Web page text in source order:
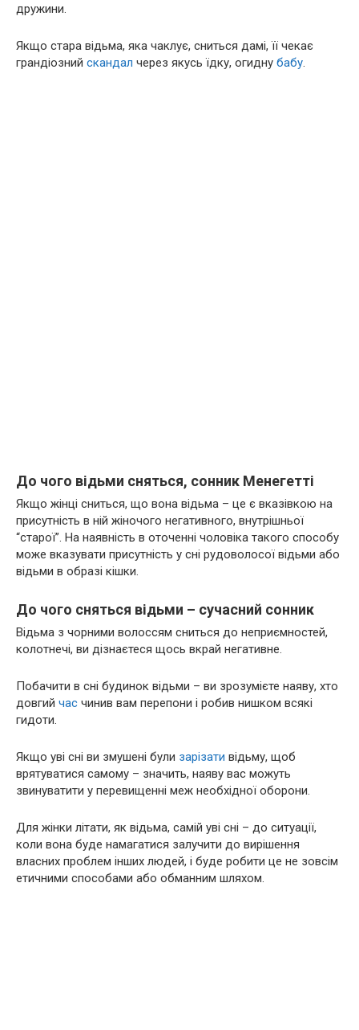
дружини.
Якщо стара відьма, яка чаклує, сниться дамі, її чекає
грандіозний скандал через якусь їдку, огидну бабу.
До чого відьми сняться, сонник Менегетті
Якщо жінці сниться, що вона відьма – це є вказівкою на
присутність в ній жіночого негативного, внутрішньої
“старої”. На наявність в оточенні чоловіка такого способу
може вказувати присутність у сні рудоволосої відьми або
відьми в образі кішки.
До чого сняться відьми – сучасний сонник
Відьма з чорними волоссям сниться до неприємностей,
колотнечі, ви дізнаєтеся щось вкрай негативне.
Побачити в сні будинок відьми – ви зрозумієте наяву, хто
довгий час чинив вам перепони і робив нишком всякі
гидоти.
Якщо уві сні ви змушені були зарізати відьму, щоб
врятуватися самому – значить, наяву вас можуть
звинуватити у перевищенні меж необхідної оборони.
Для жінки літати, як відьма, самій уві сні – до ситуації,
коли вона буде намагатися залучити до вирішення
власних проблем інших людей, і буде робити це не зовсім
етичними способами або обманним шляхом.